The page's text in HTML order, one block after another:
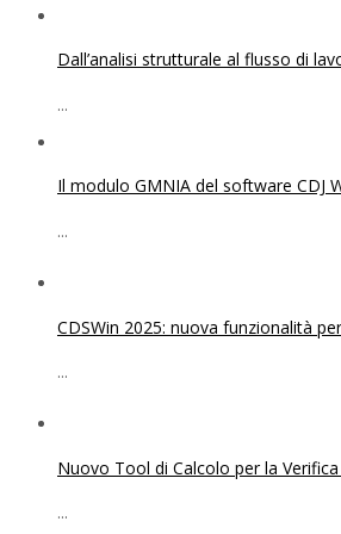
Dall’analisi strutturale al flusso di
...
Il modulo GMNIA del software CDJ
...
CDSWin 2025: nuova funzionalità
...
Nuovo Tool di Calcolo per la
...